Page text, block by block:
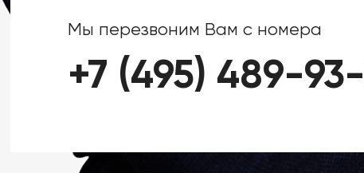
Мы перезвоним Вам с номера
+7 (495) 489-